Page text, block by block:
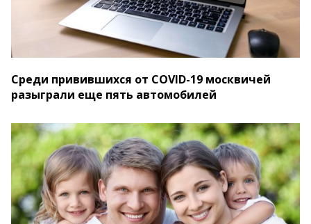
Среди привившихся от COVID-19 москвичей
разыграли еще пять автомобилей